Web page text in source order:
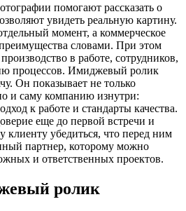
помогают рассказать о
увидеть реальную картину.
момент, а коммерческое
словами. При этом
в работе, сотрудников,
процессов. Имиджевый ролик
Он показывает не только
и саму компанию изнутри:
к работе и стандарты качества.
еще до первой встречи и
клиенту убедиться, что перед ним
партнер, которому можно
и ответственных проектов.
ролик